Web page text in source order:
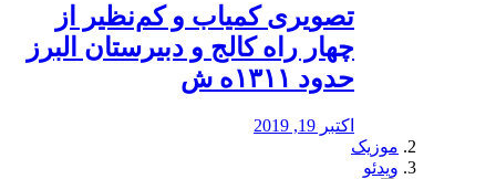
️تصویری کمیاب و کم‌نظیر از
چهار راه كالج و دبيرستان البرز
حدود ۱۳۱۱ه ش
اکتبر 19, 2019
موزیک
ویدئو